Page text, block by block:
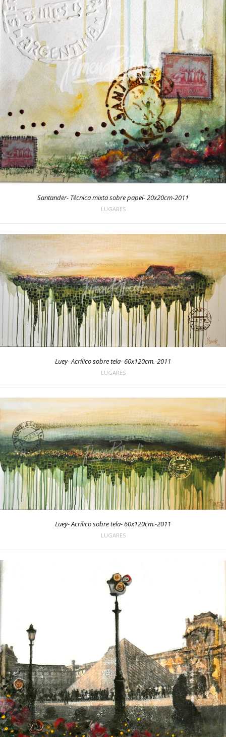
Santander- Técnica mixta sobre papel- 20x20cm-2011
LUGARES
Luey- Acrílico sobre tela- 60x120cm.-2011
LUGARES
Luey- Acrílico sobre tela- 60x120cm.-2011
LUGARES